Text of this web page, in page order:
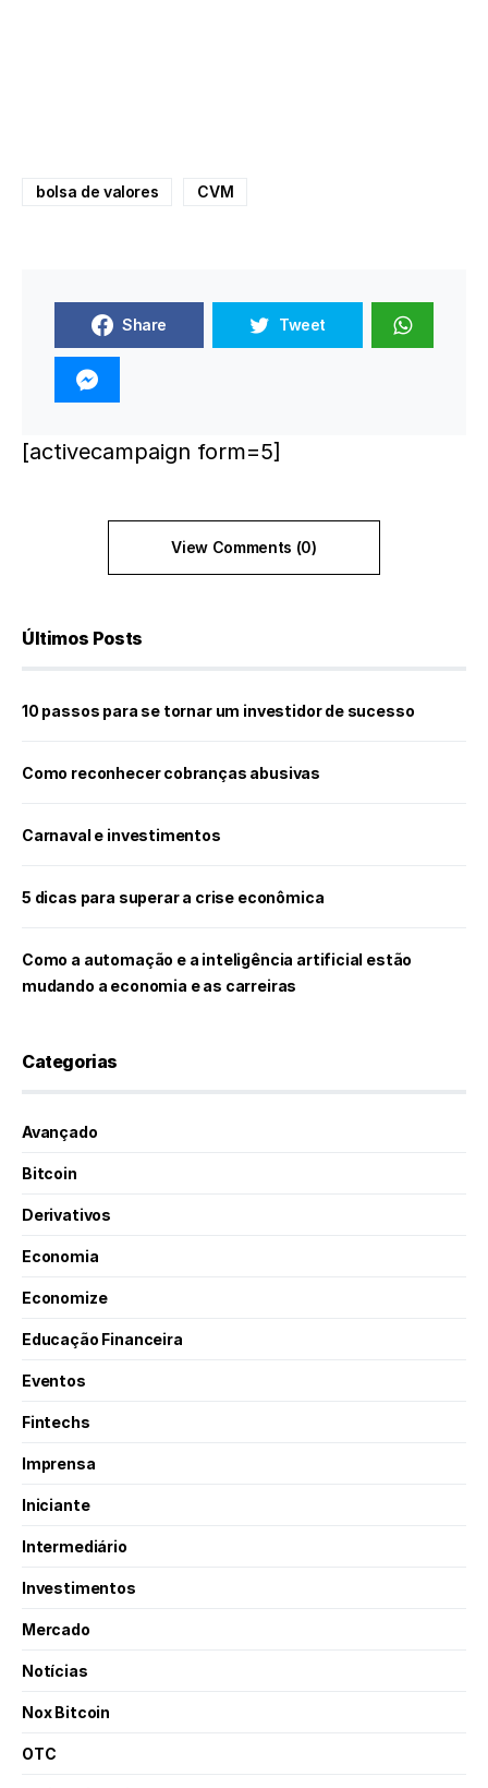
bolsa de valores CVM
Share Tweet
[activecampaign form=5]
View Comments (0)
Últimos Posts
10 passos para se tornar um investidor de sucesso
Como reconhecer cobranças abusivas
Carnaval e investimentos
5 dicas para superar a crise econômica
Como a automação e a inteligência artificial estão
mudando a economia e as carreiras
Categorias
Avançado
Bitcoin
Derivativos
Economia
Economize
Educação Financeira
Eventos
Fintechs
Imprensa
Iniciante
Intermediário
Investimentos
Mercado
Notícias
Nox Bitcoin
OTC